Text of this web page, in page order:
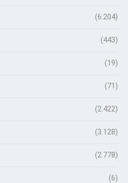
(6.204)
(443)
(19)
(71)
(2.422)
(3.128)
(2.778)
(6)